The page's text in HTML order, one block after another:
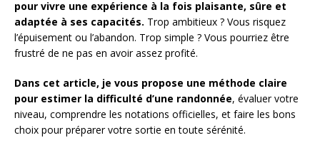
pour vivre une expérience à la fois plaisante, sûre et
adaptée à ses capacités. Trop ambitieux ? Vous risquez
l’épuisement ou l’abandon. Trop simple ? Vous pourriez être
frustré de ne pas en avoir assez profité.
Dans cet article, je vous propose une méthode claire
pour estimer la difficulté d’une randonnée, évaluer votre
niveau, comprendre les notations officielles, et faire les bons
choix pour préparer votre sortie en toute sérénité.